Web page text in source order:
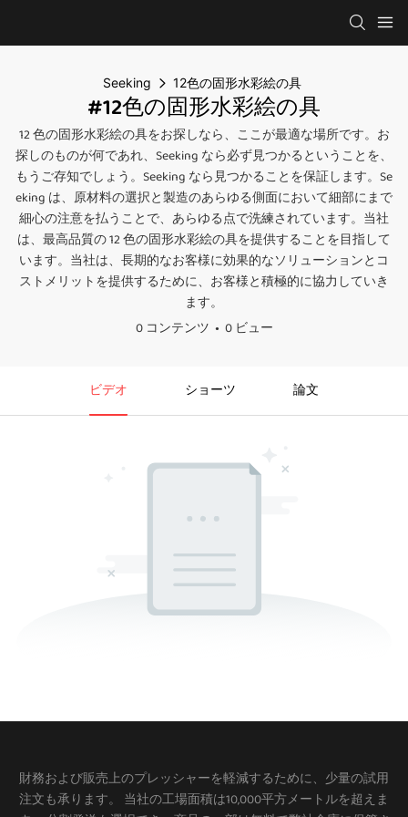
Seeking 12色の固形水彩絵の具
#12色の固形水彩絵の具
12 色の固形水彩絵の具をお探しなら、ここが最適な場所です。お
探しのものが何であれ、Seeking なら必ず見つかるということを、
もうご存知でしょう。Seeking なら見つかることを保証します。Se
eking は、原材料の選択と製造のあらゆる側面において細部にまで
細心の注意を払うことで、あらゆる点で洗練されています。当社
は、最高品質の 12 色の固形水彩絵の具を提供することを目指して
います。当社は、長期的なお客様に効果的なソリューションとコ
ストメリットを提供するために、お客様と積極的に協力していき
ます。
0 コンテンツ
0 ビュー
ビデオ ショーツ 論文
財務および販売上のプレッシャーを軽減するために、少量の試用
注文も承ります。 当社の工場面積は10,000平方メートルを超えま